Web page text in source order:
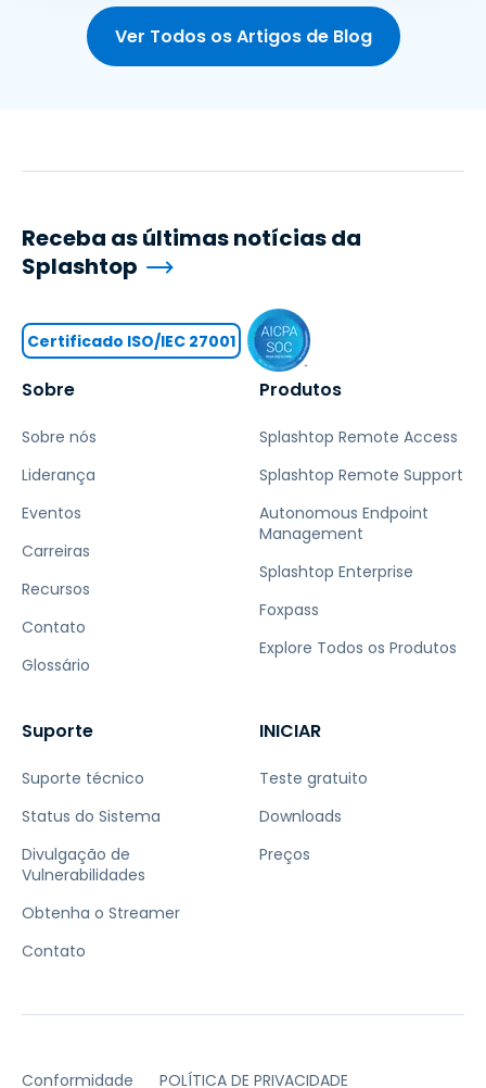
Ver Todos os Artigos de Blog
Sobre
Sobre nós
Liderança
Eventos
Carreiras
Recursos
Contato
Glossário
Produtos
Splashtop Remote Access
Splashtop Remote Support
Autonomous Endpoint
Management
Splashtop Enterprise
Foxpass
Explore Todos os Produtos
Suporte
Suporte técnico
Status do Sistema
Divulgação de
Vulnerabilidades
Obtenha o Streamer
Contato
INICIAR
Teste gratuito
Downloads
Preços
Receba as últimas notícias da
Splashtop
Certificado ISO/IEC 27001
Conformidade POLÍTICA DE PRIVACIDADE